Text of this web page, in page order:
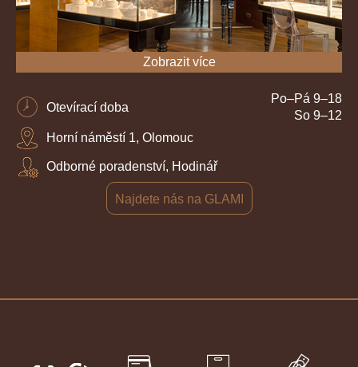
Zobrazit více
Otevírací doba
Po–Pá 9–18
So 9–12
Horní náměstí 1, Olomouc
Odborné poradenství, Hodinář
Najdete nás na GLAMI